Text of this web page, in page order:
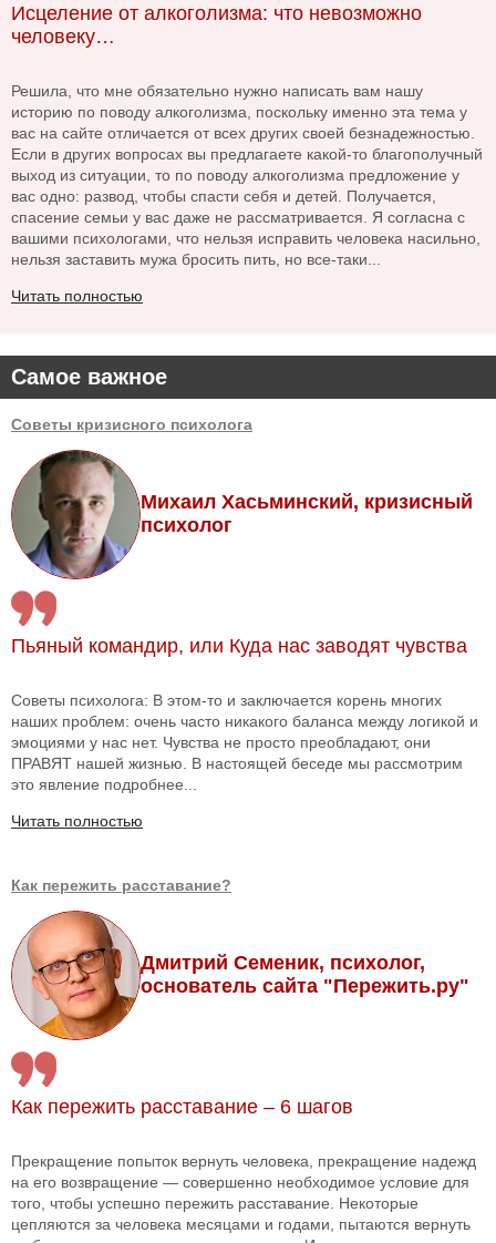
Самое важное
Советы кризисного психолога
Михаил Хасьминский, кризисный
психолог
Пьяный командир, или Куда нас заводят чувства
Советы психолога: В этом-то и заключается корень многих
наших проблем: очень часто никакого баланса между логикой и
эмоциями у нас нет. Чувства не просто преобладают, они
ПРАВЯТ нашей жизнью. В настоящей беседе мы рассмотрим
это явление подробнее...
Читать полностью
Как пережить расставание?
Дмитрий Семеник, психолог,
основатель сайта "Пережить.ру"
Как пережить расставание – 6 шагов
Прекращение попыток вернуть человека, прекращение надежд
на его возвращение — совершенно необходимое условие для
того, чтобы успешно пережить расставание. Некоторые
цепляются за человека месяцами и годами, пытаются вернуть
Исцеление от алкоголизма: что невозможно
человеку…
Решила, что мне обязательно нужно написать вам нашу
историю по поводу алкоголизма, поскольку именно эта тема у
вас на сайте отличается от всех других своей безнадежностью.
Если в других вопросах вы предлагаете какой-то благополучный
выход из ситуации, то по поводу алкоголизма предложение у
вас одно: развод, чтобы спасти себя и детей. Получается,
спасение семьи у вас даже не рассматривается. Я согласна с
вашими психологами, что нельзя исправить человека насильно,
нельзя заставить мужа бросить пить, но все-таки...
Читать полностью